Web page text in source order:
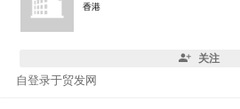
香港
关注
自登录于贸发网